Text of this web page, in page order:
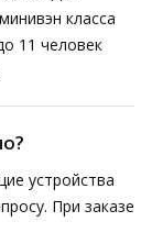
класса
11 человек
устройства
При заказе